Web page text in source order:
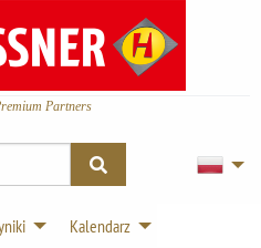
Partners
Kalendarz